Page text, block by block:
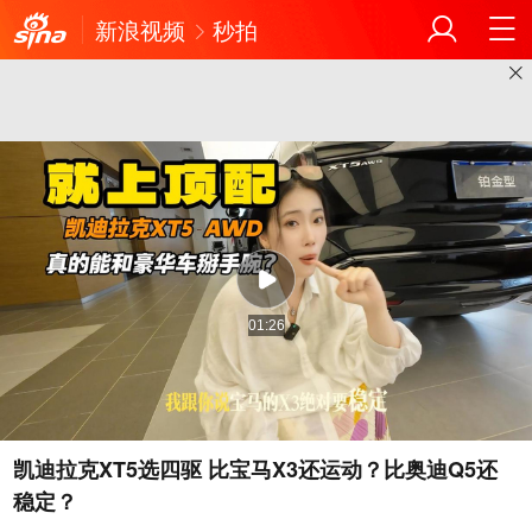
新浪视频 秒拍
01:26
凯迪拉克XT5选四驱 比宝马X3还运动？比奥迪Q5还
稳定？